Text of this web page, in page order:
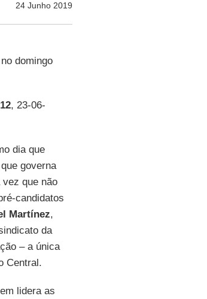
24 Junho 2019
domingo
, 23-06-
dia que
governa
que não
candidatos
Martínez,
da
– a única
Central.
lidera as